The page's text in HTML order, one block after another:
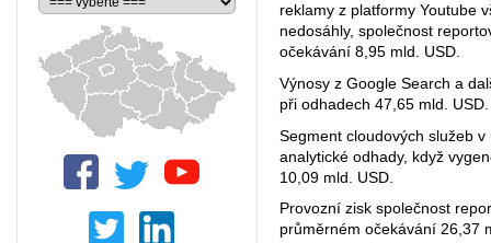
reklamy z platformy Youtube
nedosáhly, společnost
očekávání 8,95 mld. USD.
Výnosy z Google Search a
při odhadech 47,65 mld. USD.
Segment cloudových služeb
analytické odhady, když
10,09 mld. USD.
Provozní zisk společnost
průměrném očekávání 26,37